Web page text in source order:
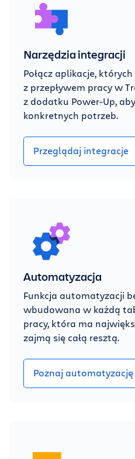
Narzędzia integracji
Połącz aplikacje,
z przepływem pracy w
z dodatku Power-Up,
konkretnych potrzeb.
Przeglądaj integracje
Automatyzacja
Funkcja automatyzacji
wbudowana w każdą
pracy, która ma
zajmą się całą resztą.
Poznaj automatyzację